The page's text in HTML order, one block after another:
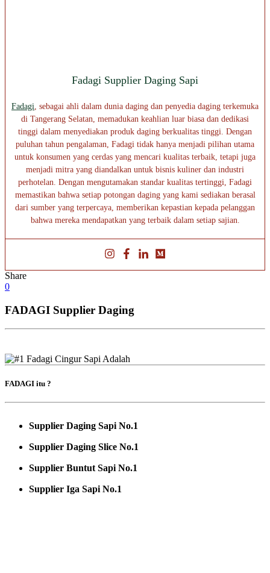
Fadagi Supplier Daging Sapi
Fadagi, sebagai ahli dalam dunia daging dan penyedia daging terkemuka
di Tangerang Selatan, memadukan keahlian luar biasa dan dedikasi
tinggi dalam menyediakan produk daging berkualitas tinggi. Dengan
puluhan tahun pengalaman, Fadagi tidak hanya menjadi pilihan utama
untuk konsumen yang cerdas yang mencari kualitas terbaik, tetapi juga
menjadi mitra yang diandalkan untuk bisnis kuliner dan industri
perhotelan. Dengan mengutamakan standar kualitas tertinggi, Fadagi
memastikan bahwa setiap potongan daging yang kami sediakan berasal
dari sumber yang terpercaya, memberikan kepastian kepada pelanggan
bahwa mereka mendapatkan yang terbaik dalam setiap sajian.
Share
0
FADAGI Supplier Daging
FADAGI itu ?
Supplier Daging Sapi No.1
Supplier Daging Slice No.1
Supplier Buntut Sapi No.1
Supplier Iga Sapi No.1